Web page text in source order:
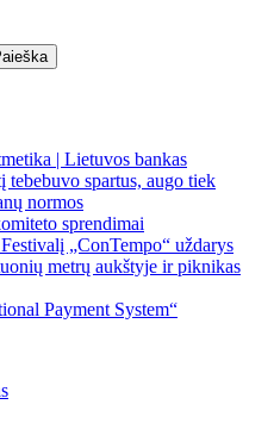
| Lietuvos bankas
spartus, augo tiek
normos
sprendimai
„ConTempo“ uždarys
metrų aukštyje ir piknikas
Payment System“